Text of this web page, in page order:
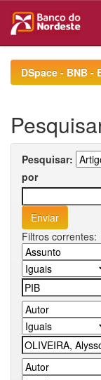
navigationDSpace - BNB -
Pesquisar:
por
Filtros correntes: